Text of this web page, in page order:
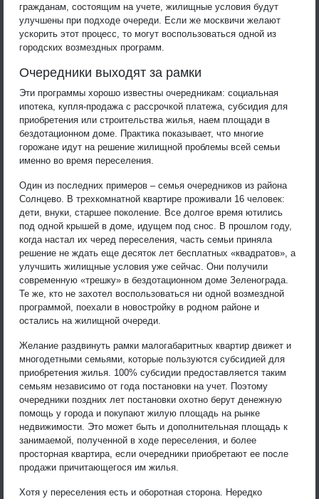
гражданам, состоящим на учете, жилищные условия будут
улучшены при подходе очереди. Если же москвичи желают
ускорить этот процесс, то могут воспользоваться одной из
городских возмездных программ.
Очередники выходят за рамки
Эти программы хорошо известны очередникам: социальная
ипотека, купля-продажа с рассрочкой платежа, субсидия для
приобретения или строительства жилья, наем площади в
бездотационном доме. Практика показывает, что многие
горожане идут на решение жилищной проблемы всей семьи
именно во время переселения.
Один из последних примеров – семья очередников из района
Солнцево. В трехкомнатной квартире проживали 16 человек:
дети, внуки, старшее поколение. Все долгое время ютились
под одной крышей в доме, идущем под снос. В прошлом году,
когда настал их черед переселения, часть семьи приняла
решение не ждать еще десяток лет бесплатных «квадратов», а
улучшить жилищные условия уже сейчас. Они получили
современную «трешку» в бездотационном доме Зеленограда.
Те же, кто не захотел воспользоваться ни одной возмездной
программой, поехали в новостройку в родном районе и
остались на жилищной очереди.
Желание раздвинуть рамки малогабаритных квартир движет и
многодетными семьями, которые пользуются субсидией для
приобретения жилья. 100% субсидии предоставляется таким
семьям независимо от года постановки на учет. Поэтому
очередники поздних лет постановки охотно берут денежную
помощь у города и покупают жилую площадь на рынке
недвижимости. Это может быть и дополнительная площадь к
занимаемой, полученной в ходе переселения, и более
просторная квартира, если очередники приобретают ее после
продажи причитающегося им жилья.
Хотя у переселения есть и оборотная сторона. Нередко